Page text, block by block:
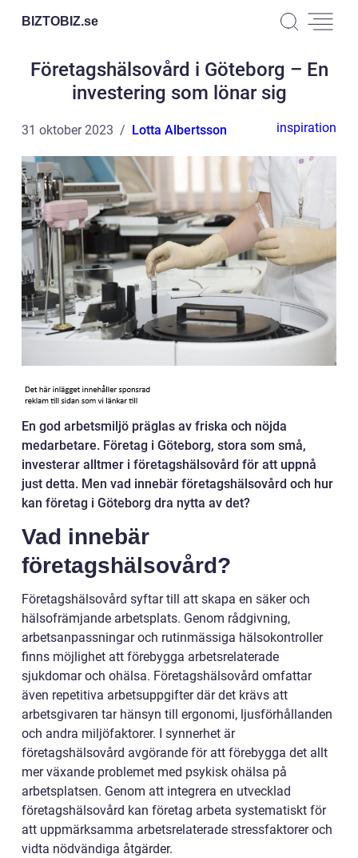
BIZTOBIZ.se
Företagshälsovård i Göteborg – En
investering som lönar sig
31 oktober 2023 Lotta Albertsson inspiration
En god arbetsmiljö präglas av friska och nöjda
medarbetare. Företag i Göteborg, stora som små,
investerar alltmer i företagshälsovård för att uppnå
just detta. Men vad innebär företagshälsovård och hur
kan företag i Göteborg dra nytta av det?
Vad innebär
företagshälsovård?
Företagshälsovård syftar till att skapa en säker och
hälsofrämjande arbetsplats. Genom rådgivning,
arbetsanpassningar och rutinmässiga hälsokontroller
finns möjlighet att förebygga arbetsrelaterade
sjukdomar och ohälsa. Företagshälsovård omfattar
även repetitiva arbetsuppgifter där det krävs att
arbetsgivaren tar hänsyn till ergonomi, ljusförhållanden
och andra miljöfaktorer. I synnerhet är
företagshälsovård avgörande för att förebygga det allt
mer växande problemet med psykisk ohälsa på
arbetsplatsen. Genom att integrera en utvecklad
företagshälsovård kan företag arbeta systematiskt för
att uppmärksamma arbetsrelaterade stressfaktorer och
vidta nödvändiga åtgärder.